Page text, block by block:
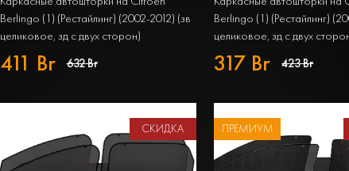
Berlingo (1) (Рестайлинг) (2002-2012) (зв
целиковое, зд с двух сторон)
Компактвэн Полный комплект из 7
экранов PREMIUM
411 Br 632 Br
Berlingo (1) (Рестайлинг)
целиковое, зд с двух
Компактвэн Полный
экранов STANDART
317 Br 423 Br
СКИДКА ПРЕМИУМ